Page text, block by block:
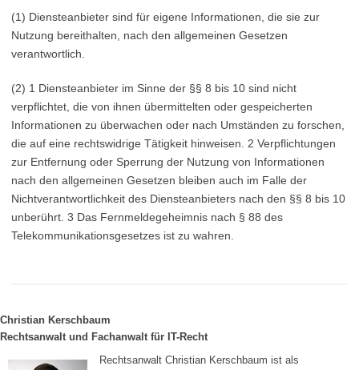
(1) Diensteanbieter sind für eigene Informationen, die sie zur
Nutzung bereithalten, nach den allgemeinen Gesetzen
verantwortlich.
(2) 1 Diensteanbieter im Sinne der §§ 8 bis 10 sind nicht
verpflichtet, die von ihnen übermittelten oder gespeicherten
Informationen zu überwachen oder nach Umständen zu forschen,
die auf eine rechtswidrige Tätigkeit hinweisen. 2 Verpflichtungen
zur Entfernung oder Sperrung der Nutzung von Informationen
nach den allgemeinen Gesetzen bleiben auch im Falle der
Nichtverantwortlichkeit des Diensteanbieters nach den §§ 8 bis 10
unberührt. 3 Das Fernmeldegeheimnis nach § 88 des
Telekommunikationsgesetzes ist zu wahren.
Christian Kerschbaum
Rechtsanwalt und Fachanwalt für IT-Recht
Rechtsanwalt Christian Kerschbaum ist als